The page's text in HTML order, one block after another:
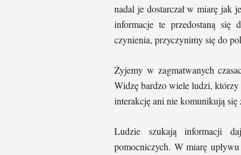
nadal je dostarczał w miarę
informacje te przedostaną się
czynienia, przyczynimy się do
Żyjemy w zagmatwanych
Widzę bardzo wiele ludzi,
interakcję ani nie komunikują się
Ludzie szukają informacji
pomocniczych. W miarę